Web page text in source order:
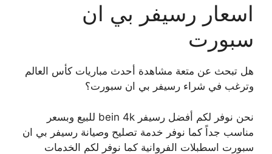
اسعار رسيفر بي ان
سبورت
هل تبحث عن متعة مشاهدة أحدث مباريات كأس العالم
وترغب في شراء رسيفر بي ان سبورت؟
نحن نوفر لكم أفضل رسيفر bein 4k للبيع وبسعر
مناسب جداً كما نوفر خدمة تصليح وصيانة رسيفر بي ان
سبورت اسطبلات الفروانية كما نوفر لكم الخدمات